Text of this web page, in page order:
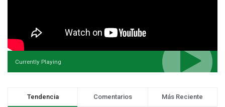
Currently Playing
Tendencia Comentarios Más Reciente